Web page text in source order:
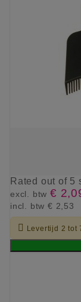
Rated out of 5
excl. btw €
incl. btw € 2,53
 Levertijd 2 tot